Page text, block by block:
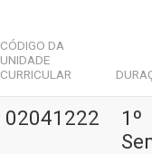
CÓDIGO DA
UNIDADE
CURRICULAR
02041222
1º